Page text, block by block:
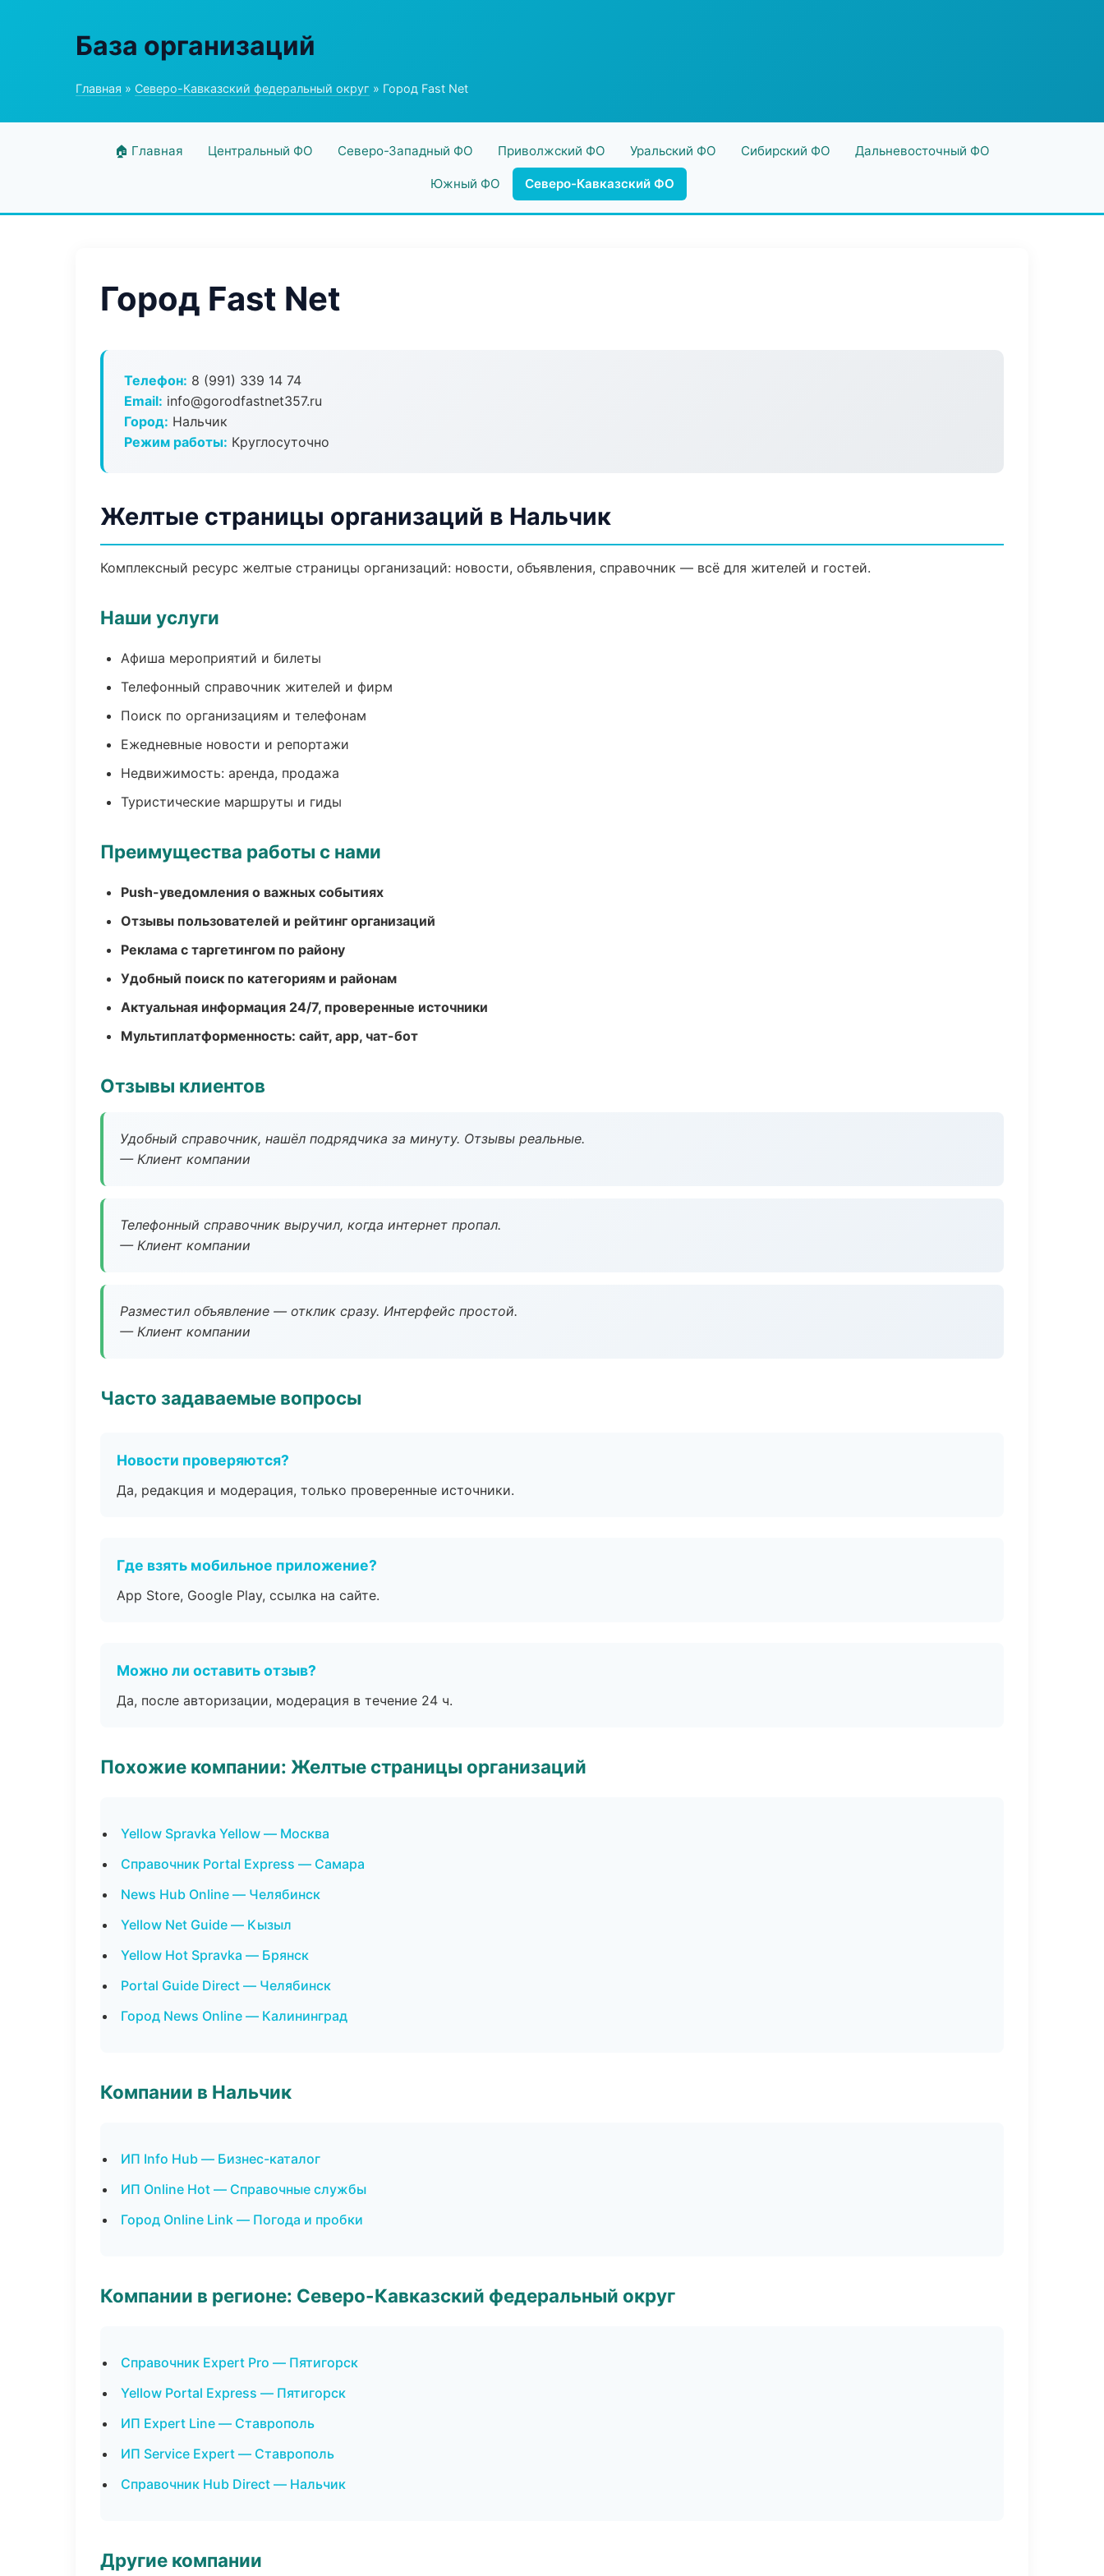
База организаций
Главная » Северо-Кавказский федеральный округ » Город Fast Net
🏠 Главная Центральный ФО Северо-Западный ФО Приволжский ФО Уральский ФО Сибирский ФО Дальневосточный ФО
Южный ФО Северо-Кавказский ФО
Город Fast Net
Телефон: 8 (991) 339 14 74
Email: info@gorodfastnet357.ru
Город: Нальчик
Режим работы: Круглосуточно
Желтые страницы организаций в Нальчик
Комплексный ресурс желтые страницы организаций: новости, объявления, справочник — всё для жителей и гостей.
Наши услуги
Афиша мероприятий и билеты
Телефонный справочник жителей и фирм
Поиск по организациям и телефонам
Ежедневные новости и репортажи
Недвижимость: аренда, продажа
Туристические маршруты и гиды
Преимущества работы с нами
Push-уведомления о важных событиях
Отзывы пользователей и рейтинг организаций
Реклама с таргетингом по району
Удобный поиск по категориям и районам
Актуальная информация 24/7, проверенные источники
Мультиплатформенность: сайт, app, чат-бот
Отзывы клиентов
Удобный справочник, нашёл подрядчика за минуту. Отзывы реальные.
— Клиент компании
Телефонный справочник выручил, когда интернет пропал.
— Клиент компании
Разместил объявление — отклик сразу. Интерфейс простой.
— Клиент компании
Часто задаваемые вопросы
Новости проверяются?
Да, редакция и модерация, только проверенные источники.
Где взять мобильное приложение?
App Store, Google Play, ссылка на сайте.
Можно ли оставить отзыв?
Да, после авторизации, модерация в течение 24 ч.
Похожие компании: Желтые страницы организаций
Yellow Spravka Yellow — Москва
Справочник Portal Express — Самара
News Hub Online — Челябинск
Yellow Net Guide — Кызыл
Yellow Hot Spravka — Брянск
Portal Guide Direct — Челябинск
Город News Online — Калининград
Компании в Нальчик
ИП Info Hub — Бизнес-каталог
ИП Online Hot — Справочные службы
Город Online Link — Погода и пробки
Компании в регионе: Северо-Кавказский федеральный округ
Справочник Expert Pro — Пятигорск
Yellow Portal Express — Пятигорск
ИП Expert Line — Ставрополь
ИП Service Expert — Ставрополь
Справочник Hub Direct — Нальчик
Другие компании